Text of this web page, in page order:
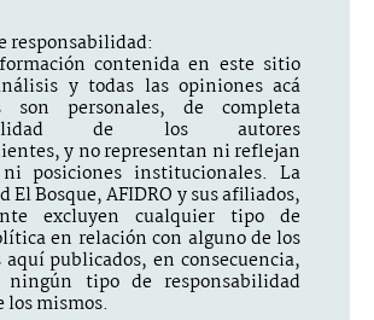
responsabilidad:
contenida en este sitio
y todas las opiniones acá
son personales, de completa
de los autores
y no representan ni reflejan
posiciones institucionales. La
El Bosque, AFIDRO y sus afiliados,
excluyen cualquier tipo de
en relación con alguno de los
publicados, en consecuencia,
tipo de responsabilidad
los mismos.